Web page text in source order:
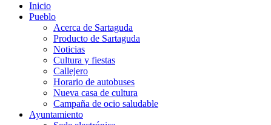
Inicio
Pueblo
Acerca de Sartaguda
Producto de Sartaguda
Noticias
Cultura y fiestas
Callejero
Horario de autobuses
Nueva casa de cultura
Campaña de ocio saludable
Ayuntamiento